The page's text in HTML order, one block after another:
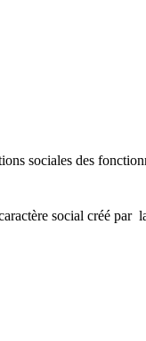
sociales des
social créé